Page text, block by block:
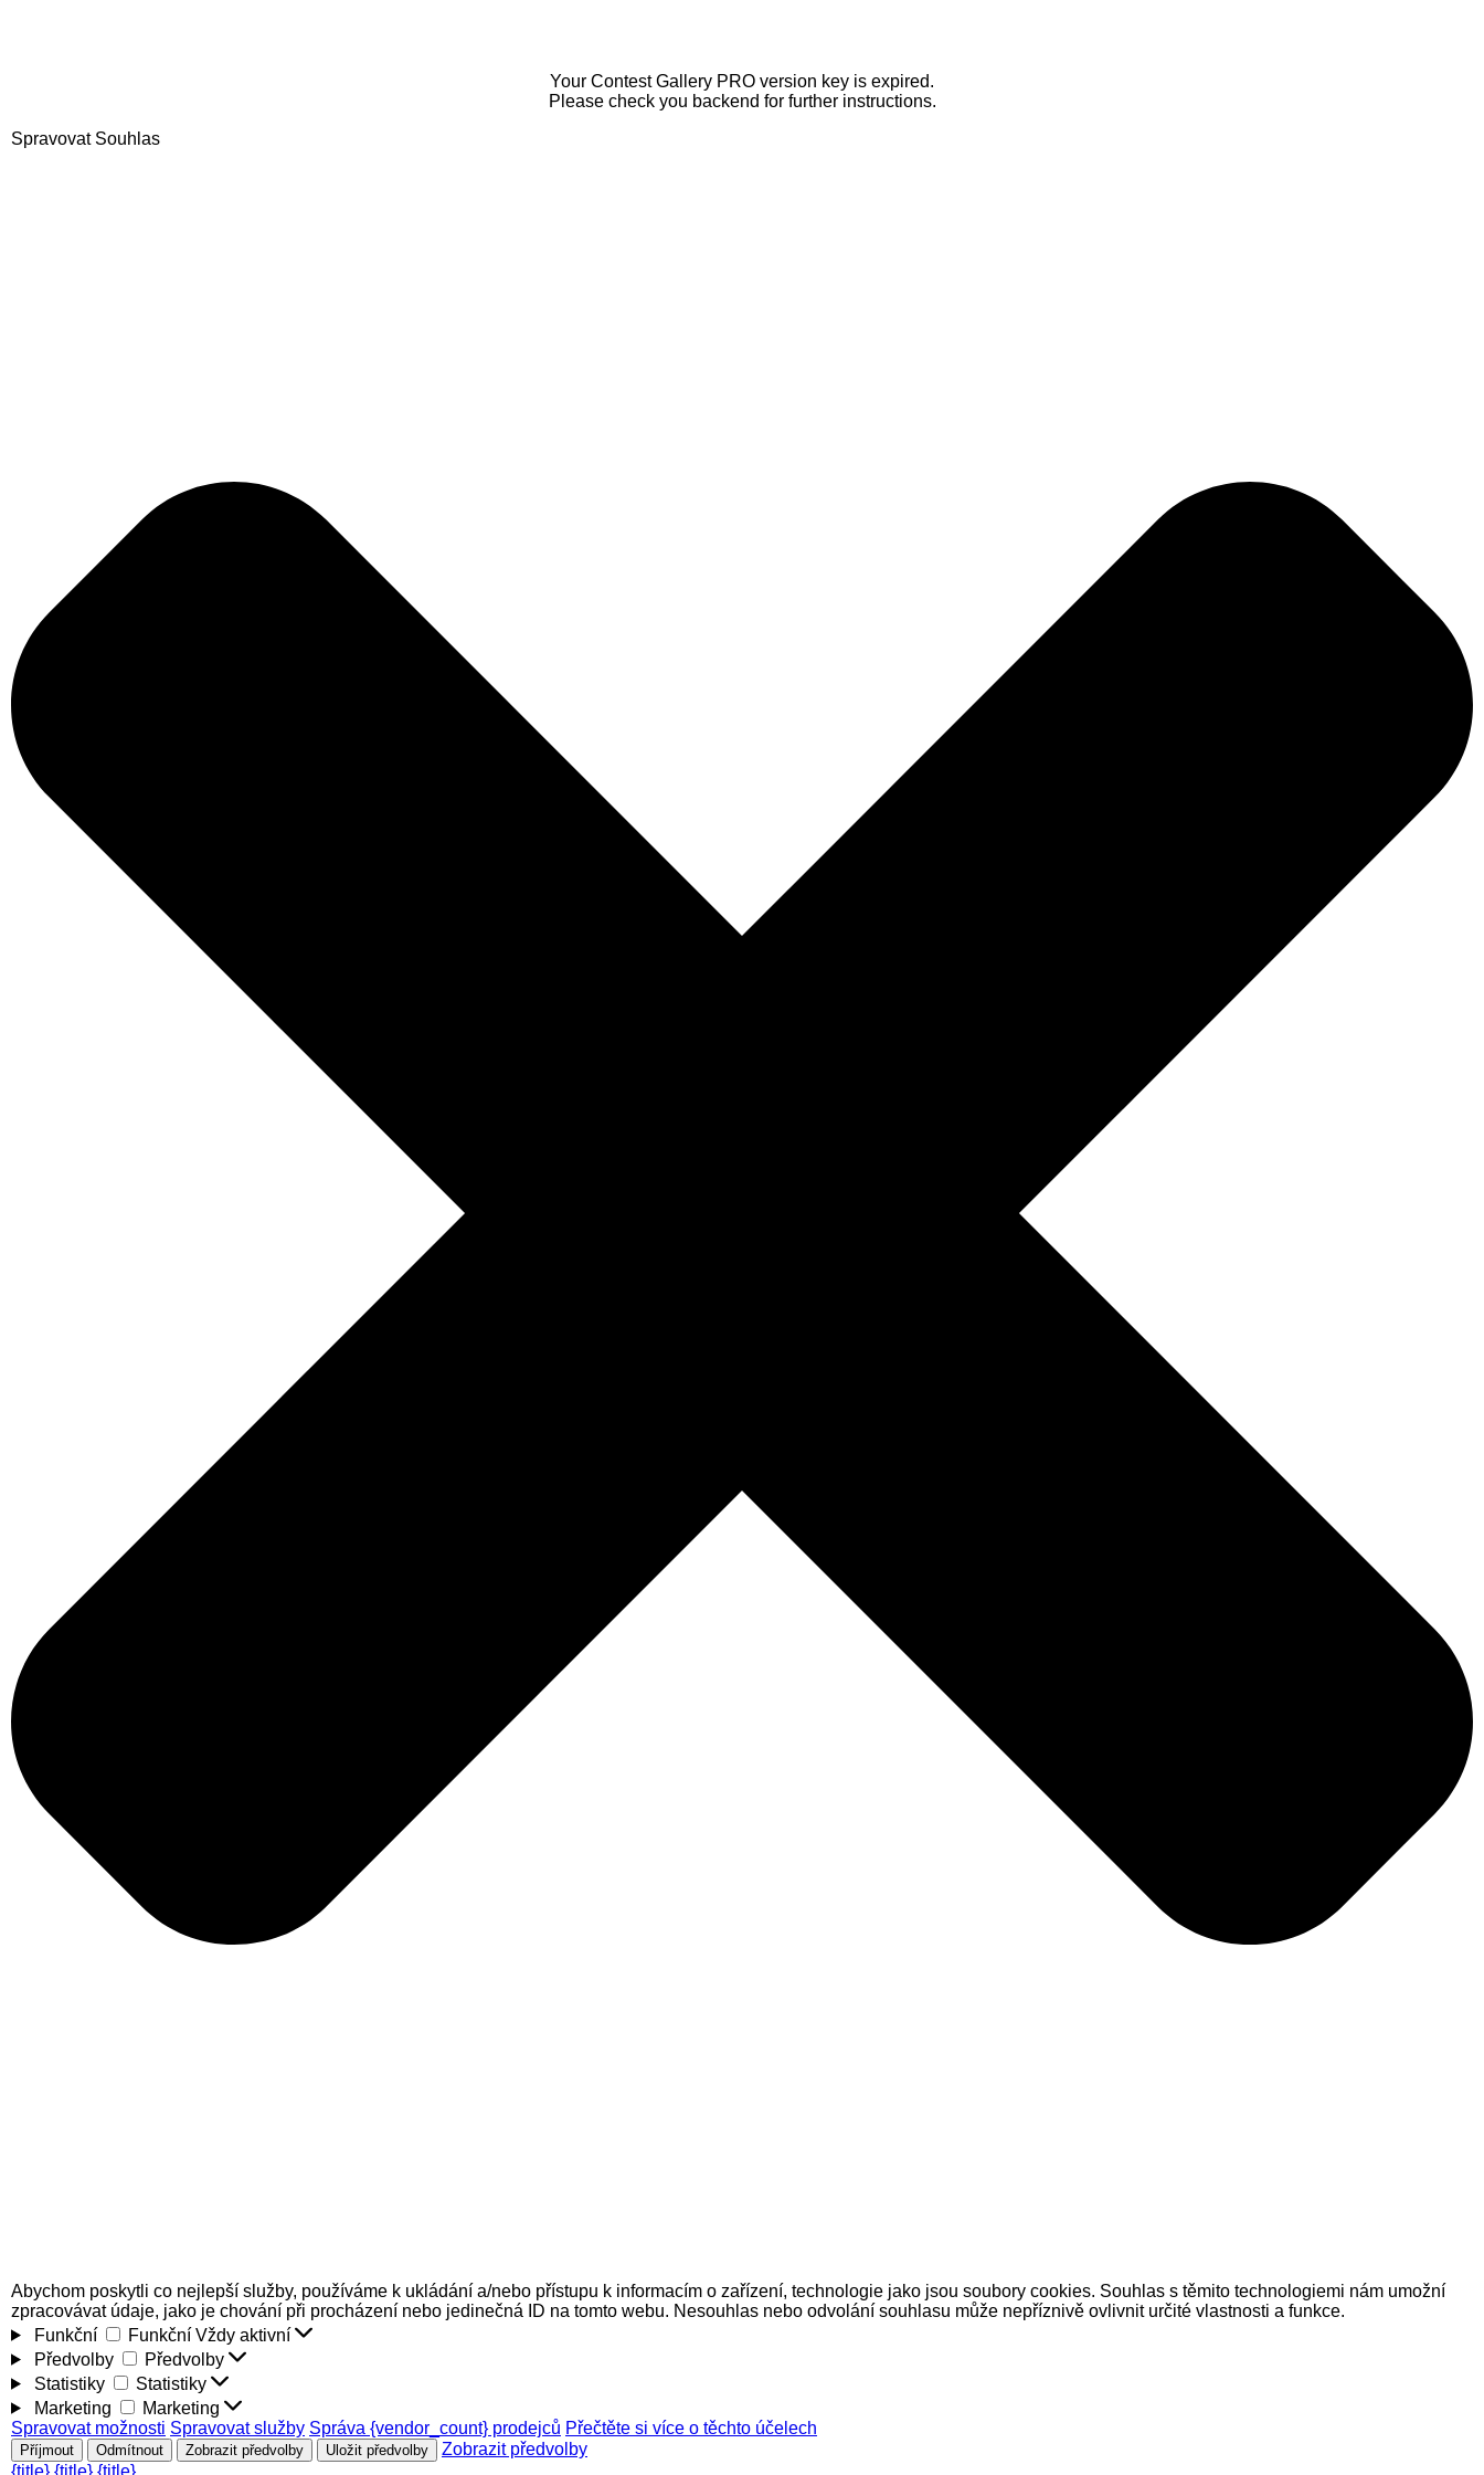
Your Contest Gallery PRO version key is expired.
Please check you backend for further instructions.
Spravovat Souhlas
Abychom poskytli co nejlepší služby, používáme k ukládání a/nebo přístupu k informacím o zařízení, technologie jako jsou soubory cookies. Souhlas s těmito technologiemi nám umožní
zpracovávat údaje, jako je chování při procházení nebo jedinečná ID na tomto webu. Nesouhlas nebo odvolání souhlasu může nepříznivě ovlivnit určité vlastnosti a funkce.
Funkční
Funkční Vždy aktivní
Předvolby
Předvolby
Statistiky
Statistiky
Marketing
Marketing
Spravovat možnosti Spravovat služby Správa {vendor_count} prodejců Přečtěte si více o těchto účelech
Příjmout Odmítnout Zobrazit předvolby Uložit předvolby
Zobrazit předvolby
{title} {title} {title}